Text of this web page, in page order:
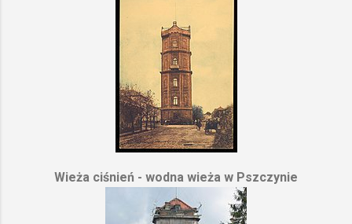
Wieża ciśnień - wodna wieża w Pszczynie